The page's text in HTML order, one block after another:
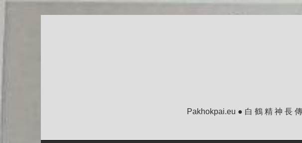
Pakhokpai.eu ● 白 鶴 精 神 長